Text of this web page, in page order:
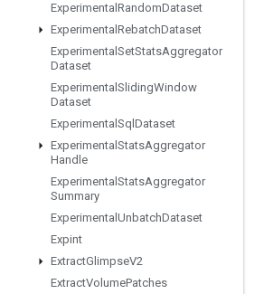
Experimental RandomDataset
Experimental RebatchDataset
Experimental SetStatsAggregator
Dataset
Experimental SlidingWindow
Dataset
Experimental Sql Dataset
Experimental StatsAggregator
Handle
Experimental StatsAggregator
Summary
Experimental UnbatchDataset
Expint
ExtractGlimpseV2
ExtractVolumePatches